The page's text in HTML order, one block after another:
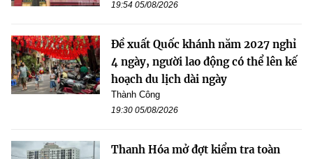
19:54 05/08/2026
Đề xuất Quốc khánh năm 2027 nghỉ
4 ngày, người lao động có thể lên kế
hoạch du lịch dài ngày
Thành Công
19:30 05/08/2026
Thanh Hóa mở đợt kiểm tra toàn